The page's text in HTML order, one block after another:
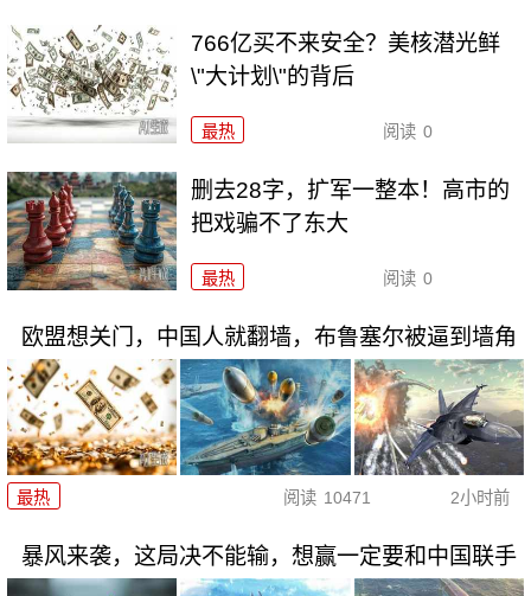
766亿买不来安全？美核潜光鲜
\"大计划\"的背后
最热 阅读 0
删去28字，扩军一整本！高市的
把戏骗不了东大
最热 阅读 0
欧盟想关门，中国人就翻墙，布鲁塞尔被逼到墙角
最热 阅读 10471 2小时前
暴风来袭，这局决不能输，想赢一定要和中国联手